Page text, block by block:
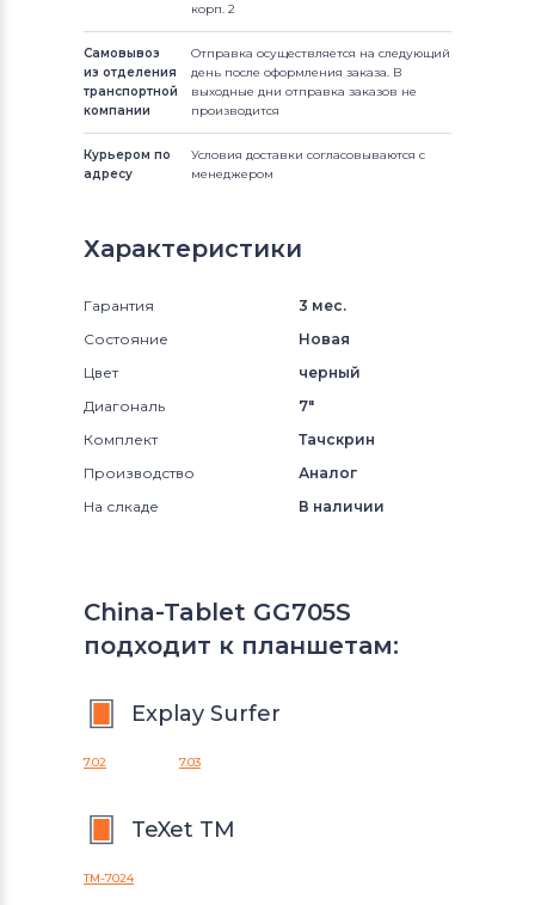
корп. 2
Самовывоз
из отделения
транспортной
компании
Отправка осуществляется на следующий
день после оформления заказа. В
выходные дни отправка заказов не
производится
Курьером по
адресу
Условия доставки согласовываются с
менеджером
Характеристики
Гарантия
3 мес.
Состояние
Новая
Цвет
черный
Диагональ
7"
Комплект
Тачскрин
Производство
Аналог
На слкаде
В наличии
China-Tablet GG705S
подходит к планшетам:
Explay Surfer
7.02 7.03
TeXet TM
TM-7024